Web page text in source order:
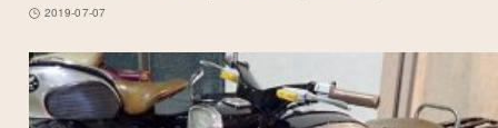
2019-07-07